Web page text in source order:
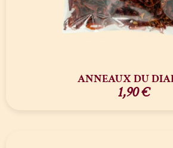
ANNEAUX DU
1,90€